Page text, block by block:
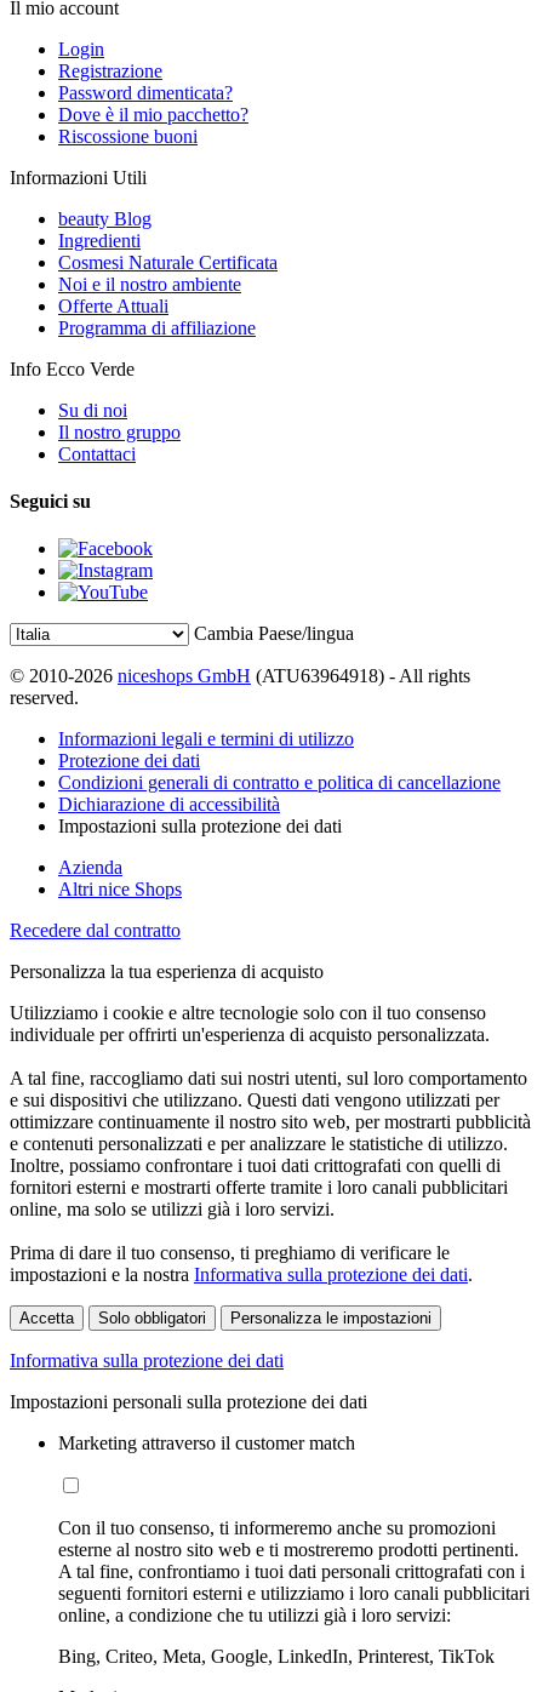
Il mio account
Login
Registrazione
Password dimenticata?
Dove è il mio pacchetto?
Riscossione buoni
Informazioni Utili
beauty Blog
Ingredienti
Cosmesi Naturale Certificata
Noi e il nostro ambiente
Offerte Attuali
Programma di affiliazione
Info Ecco Verde
Su di noi
Il nostro gruppo
Contattaci
Seguici su
Cambia Paese/lingua
© 2010-2026 niceshops GmbH (ATU63964918) - All rights
reserved.
Informazioni legali e termini di utilizzo
Protezione dei dati
Condizioni generali di contratto e politica di cancellazione
Dichiarazione di accessibilità
Impostazioni sulla protezione dei dati
Azienda
Altri nice Shops
Recedere dal contratto
Personalizza la tua esperienza di acquisto
Utilizziamo i cookie e altre tecnologie solo con il tuo consenso
individuale per offrirti un'esperienza di acquisto personalizzata.
A tal fine, raccogliamo dati sui nostri utenti, sul loro comportamento
e sui dispositivi che utilizzano. Questi dati vengono utilizzati per
ottimizzare continuamente il nostro sito web, per mostrarti pubblicità
e contenuti personalizzati e per analizzare le statistiche di utilizzo.
Inoltre, possiamo confrontare i tuoi dati crittografati con quelli di
fornitori esterni e mostrarti offerte tramite i loro canali pubblicitari
online, ma solo se utilizzi già i loro servizi.
Prima di dare il tuo consenso, ti preghiamo di verificare le
impostazioni e la nostra Informativa sulla protezione dei dati.
Accetta Solo obbligatori Personalizza le impostazioni
Informativa sulla protezione dei dati
Impostazioni personali sulla protezione dei dati
Marketing attraverso il customer match
Con il tuo consenso, ti informeremo anche su promozioni
esterne al nostro sito web e ti mostreremo prodotti pertinenti.
A tal fine, confrontiamo i tuoi dati personali crittografati con i
seguenti fornitori esterni e utilizziamo i loro canali pubblicitari
online, a condizione che tu utilizzi già i loro servizi:
Bing, Criteo, Meta, Google, LinkedIn, Printerest, TikTok